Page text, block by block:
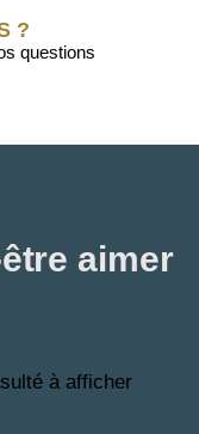
?
questions
aimer
à afficher